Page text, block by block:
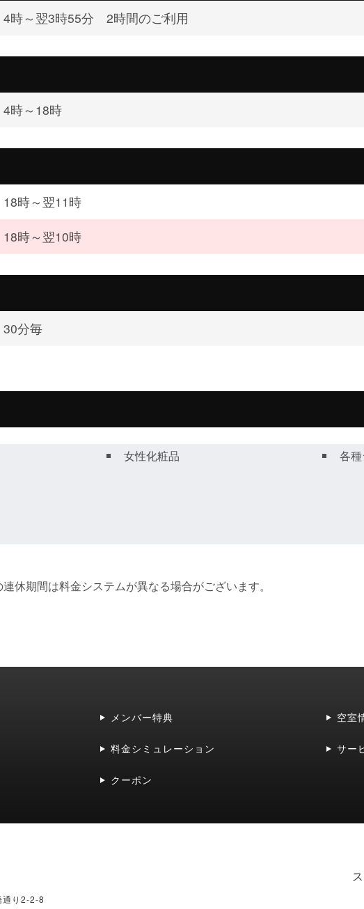
4時～翌3時55分 2時間のご利用
4時～18時
18時～翌11時
18時～翌10時
30分毎
女性化粧品 各
休期間は料金システムが異なる場合がございます。
メンバー特典 空室
料金シミュレーション サー
クーポン
り2-2-8